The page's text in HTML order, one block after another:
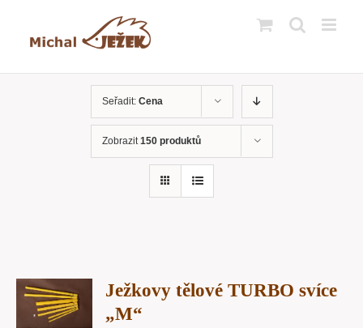
Seřadit: Cena
Zobrazit150 produktů
Ježkovy tělové TURBO svíce
„M“